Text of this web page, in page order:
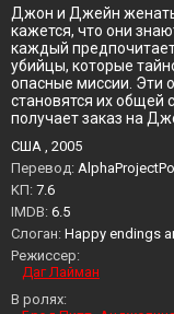
Джон и Джейн женаты
кажется, что они
каждый
убийцы, которые
опасные миссии. Эти
становятся их общей
получает заказ на
США , 2005
Перевод:
KП: 7.6
IMDB: 6.5
Слоган: Happy endings
Режиссер:
Даг Лайман
В ролях: